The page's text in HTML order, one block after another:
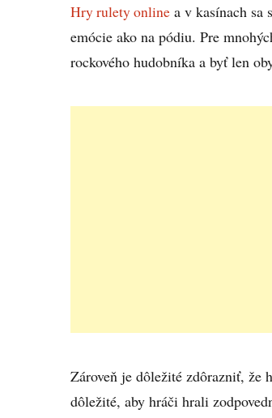
Hry rulety online a v kasínach sa
emócie ako na pódiu. Pre
rockového hudobníka a byť len
Zároveň je dôležité zdôrazniť, že
dôležité, aby hráči hrali